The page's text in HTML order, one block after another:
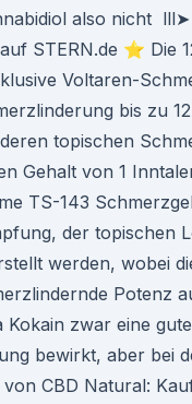
also nicht
STERN.de ⭐ Die
Voltaren-
bis zu
topischen
Gehalt von 1
TS-143
der topischen
werden, wobei
Potenz
Kokain zwar eine gute
bewirkt, aber bei
CBD Natural: